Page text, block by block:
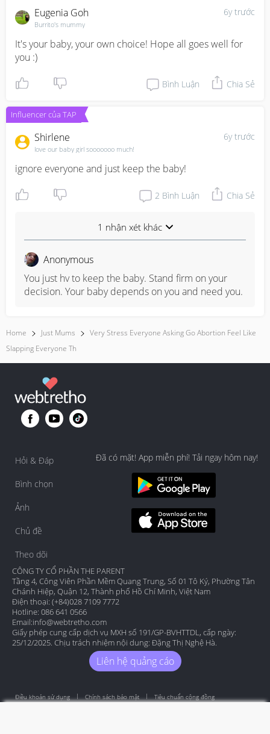
6y trước
Eugenia Goh
Burrito's mummy
It's your baby, your own choice! Hope all goes well for
you :)
Bình Luận Chia Sẻ
Influencer của TAP
6y trước
Shirlene
love our baby girl sooooooo much!
ignore everyone and just keep the baby!
2 Bình Luận Chia Sẻ
1 nhận xét khác
Anonymous
You just hv to keep the baby. Stand firm on your
decision. Your baby depends on you and need you.
Home Just Mums
Very Stress Everyone Asking Go Abortion Feel Like
Slapping Everyone Th
Hỏi & Đáp
Bình chọn
Ảnh
Chủ đề
Theo dõi
Đã có mặt! App miễn phí! Tải ngay hôm nay!
CÔNG TY CỔ PHẦN THE PARENT
Tầng 4, Công Viên Phần Mềm Quang Trung, Số 01 Tô Ký, Phường Tân
Chánh Hiệp, Quận 12, Thành phố Hồ Chí Minh, Việt Nam
Điện thoại: (+84)028 7109 7772
Hotline: 086 641 0566
Email:info@webtretho.com
Giấy phép cung cấp dịch vụ MXH số 191/GP-BVHTTDL, cấp ngày:
25/12/2025. Chịu trách nhiệm nội dung: Đặng Thị Nghệ Hà.
Liên hệ quảng cáo
Điều khoản sử dụng Chính sách bảo mật Tiêu chuẩn cộng đồng